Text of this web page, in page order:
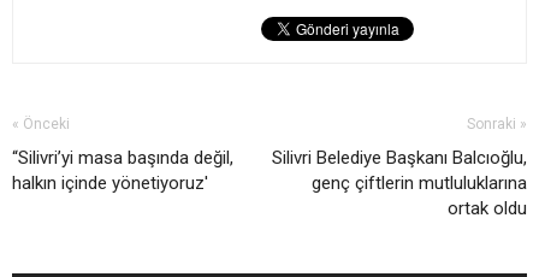
« Önceki
“Silivri’yi masa başında değil,
halkın içinde yönetiyoruz'
Sonraki »
Silivri Belediye Başkanı Balcıoğlu,
genç çiftlerin mutluluklarına
ortak oldu